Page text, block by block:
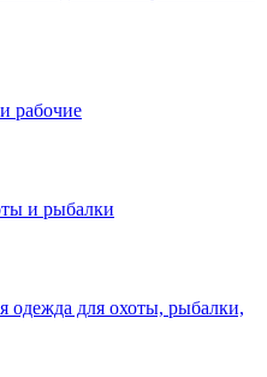
рабочие
и рыбалки
одежда для охоты, рыбалки,